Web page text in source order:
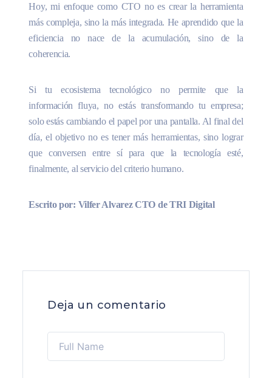
Hoy, mi enfoque como CTO no es crear la herramienta
más compleja, sino la más integrada. He aprendido que la
eficiencia no nace de la acumulación, sino de la
coherencia.
Si tu ecosistema tecnológico no permite que la
información fluya, no estás transformando tu empresa;
solo estás cambiando el papel por una pantalla. Al final del
día, el objetivo no es tener más herramientas, sino lograr
que conversen entre sí para que la tecnología esté,
finalmente, al servicio del criterio humano.
Escrito por: Vilfer Alvarez CTO de TRI Digital
Deja un comentario